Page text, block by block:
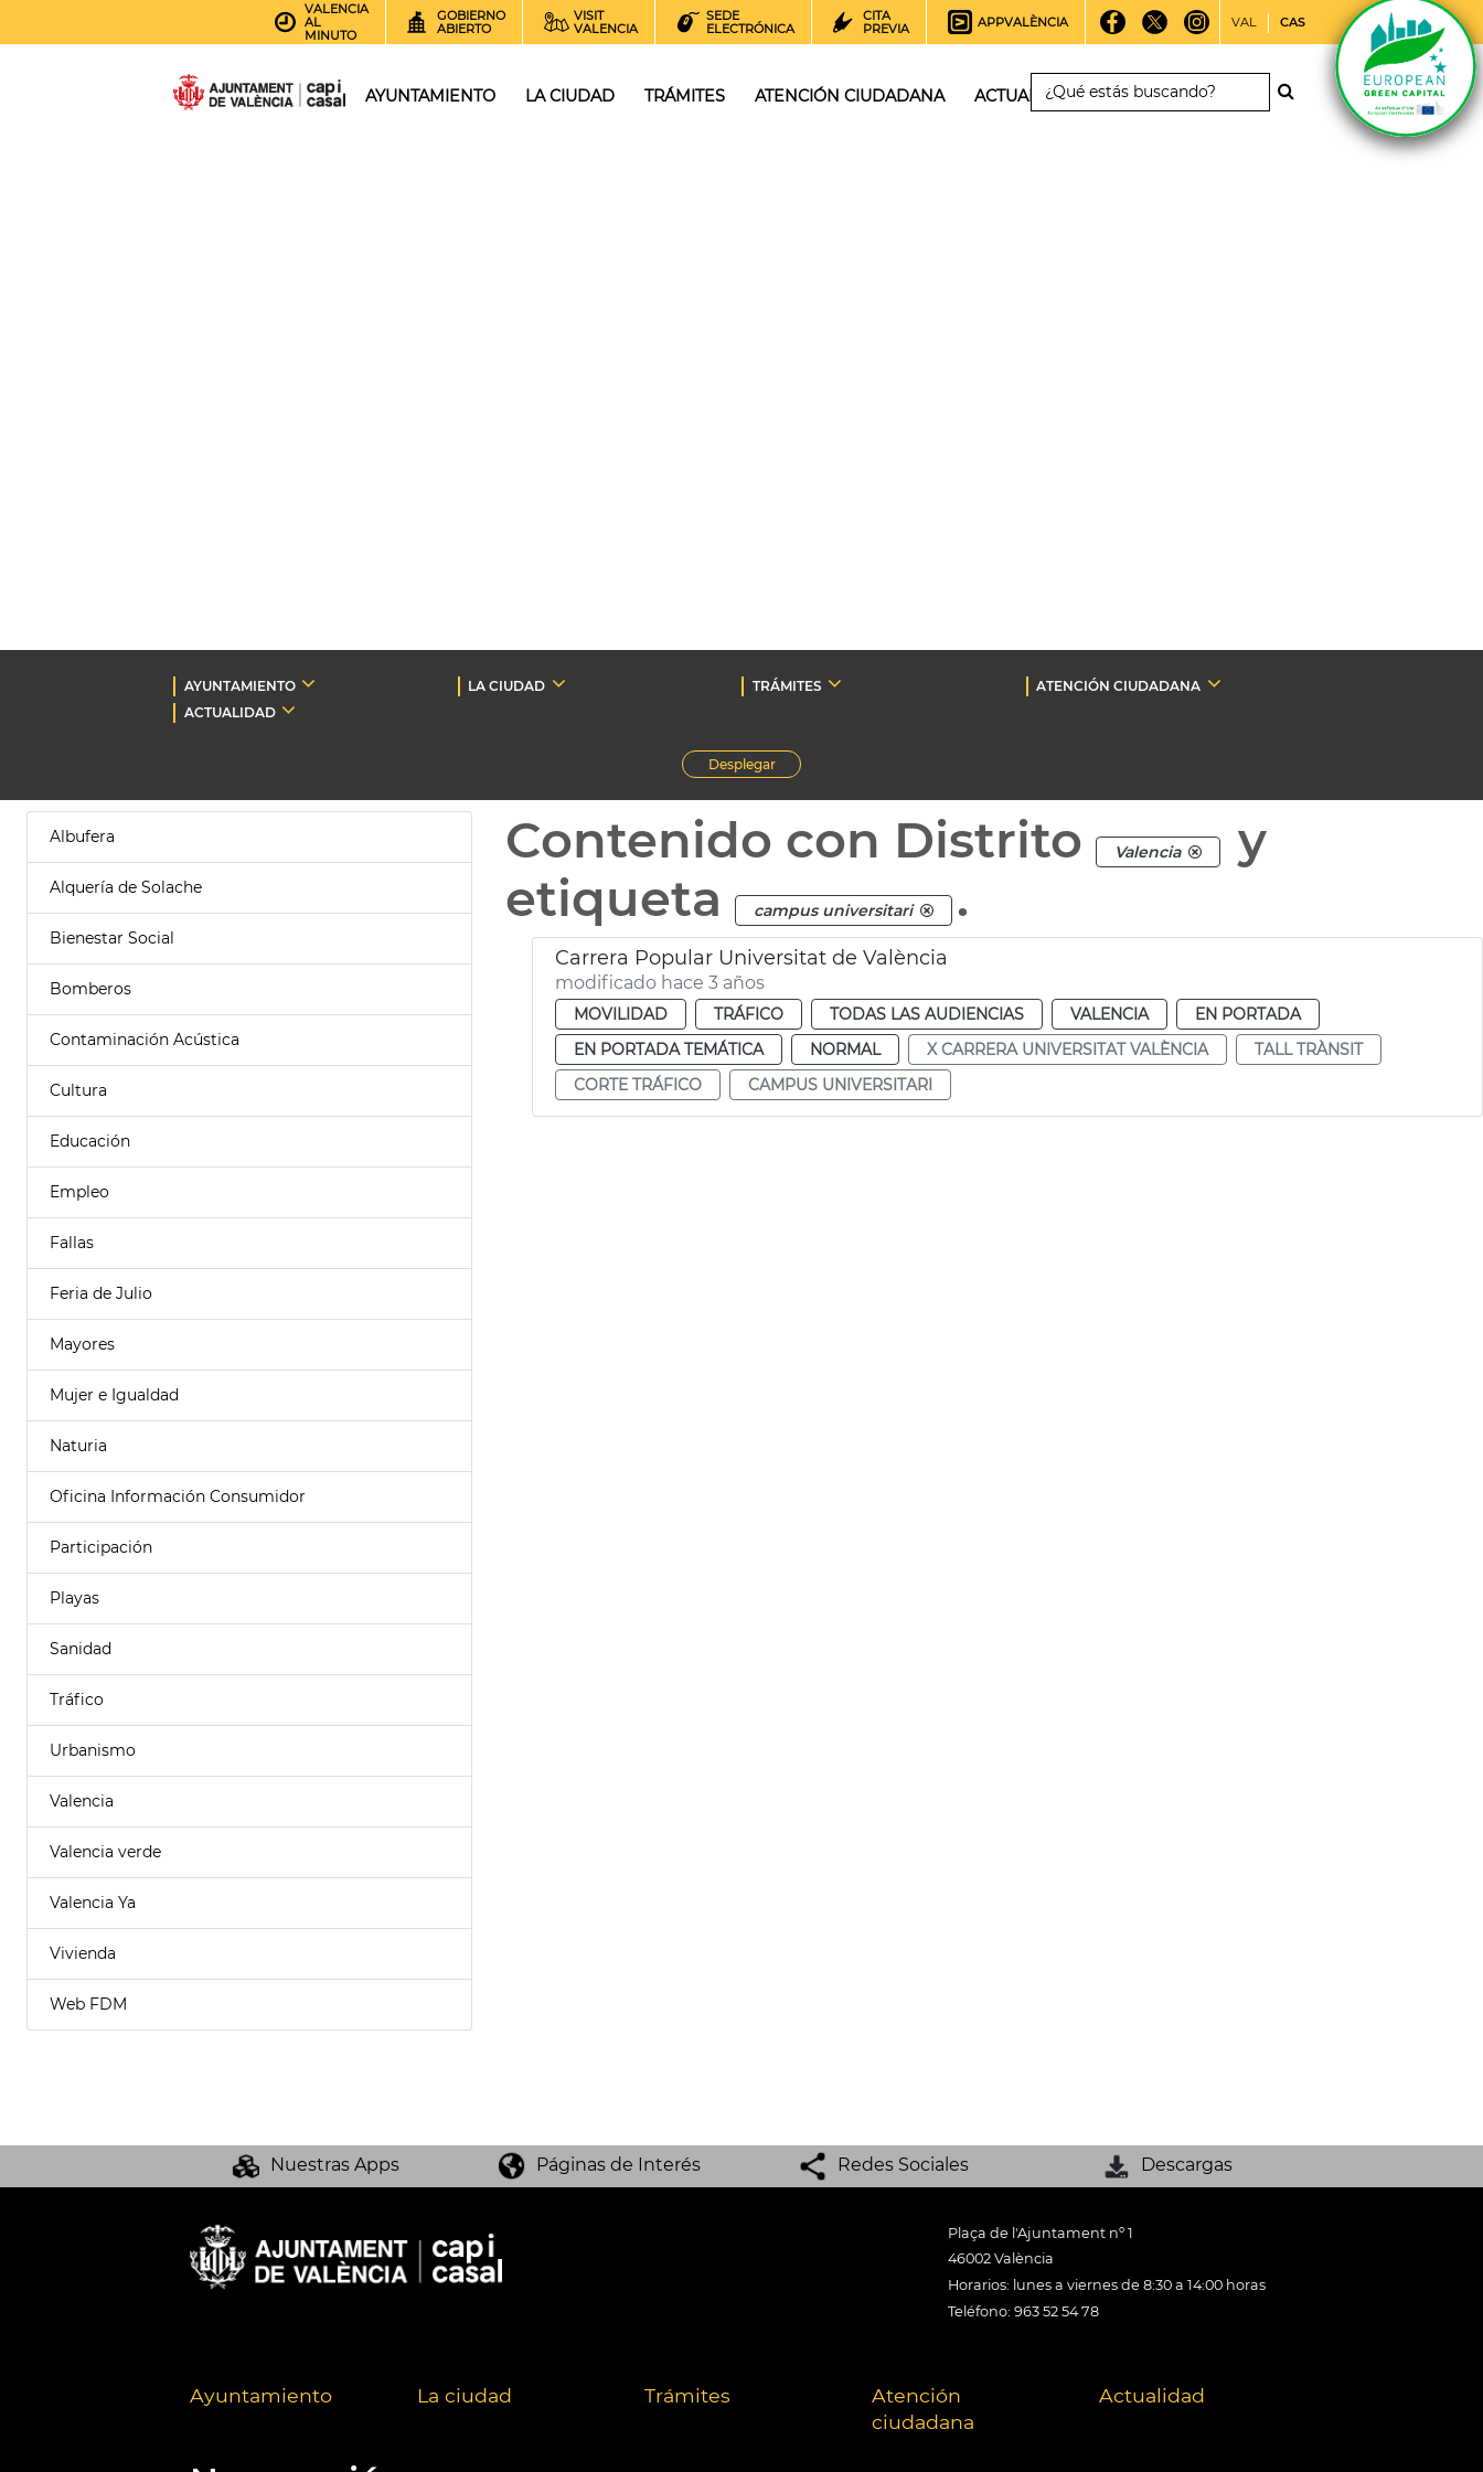
VALENCIA
AL
MINUTO
GOBIERNO
ABIERTO
VISIT
VALENCIA
SEDE
ELECTRÓNICA
CITA
PREVIA
APPVALÈNCIA VAL CAS
AYUNTAMIENTO LA CIUDAD TRÁMITES ATENCIÓN CIUDADANA ACTUALIDAD
AYUNTAMIENTO LA CIUDAD TRÁMITES
ATENCIÓN CIUDADANA
ACTUALIDAD
Desplegar
Albufera
Alquería de Solache
Bienestar Social
Bomberos
Contaminación Acústica
Cultura
Educación
Empleo
Fallas
Feria de Julio
Mayores
Mujer e Igualdad
Naturia
Oficina Información Consumidor
Participación
Playas
Sanidad
Tráfico
Urbanismo
Valencia
Valencia verde
Valencia Ya
Vivienda
Web FDM
Contenido con Distrito Valencia
y
etiqueta
campus universitari .
Carrera Popular Universitat de València
modificado hace 3 años
MOVILIDAD TRÁFICO TODAS LAS AUDIENCIAS VALENCIA
EN PORTADA
EN PORTADA TEMÁTICA
NORMAL X CARRERA UNIVERSITAT VALÈNCIA
TALL TRÀNSIT
CORTE TRÁFICO
CAMPUS UNIVERSITARI
Nuestras Apps Páginas de Interés Redes Sociales Descargas
Plaça de l'Ajuntament nº 1
46002 València
Horarios: lunes a viernes de 8:30 a 14:00 horas
Teléfono: 963 52 54 78
Ayuntamiento La ciudad Trámites
Atención
ciudadana
Actualidad